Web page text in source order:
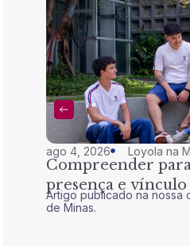
ago 4, 2026 Loyola na
Compreender
presença e vínculo
Artigo publicado na nossa
de Minas.